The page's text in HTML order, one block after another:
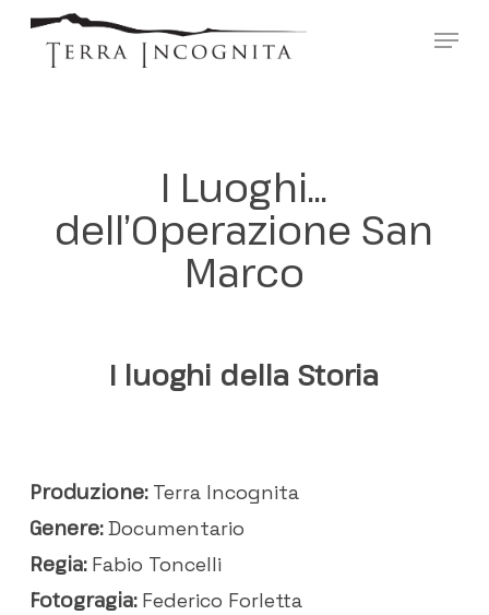
Menu
I Luoghi…
dell’Operazione San
Marco
I luoghi della Storia
Produzione:Terra Incognita
Genere:Documentario
Regia:Fabio Toncelli
Fotogragia:Federico Forletta